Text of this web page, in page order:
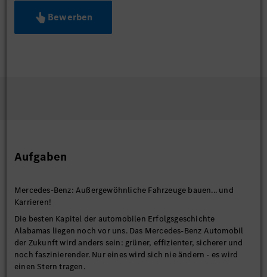
Bewerben
Aufgaben
Mercedes-Benz: Außergewöhnliche Fahrzeuge bauen... und
Karrieren!
Die besten Kapitel der automobilen Erfolgsgeschichte
Alabamas liegen noch vor uns. Das Mercedes-Benz Automobil
der Zukunft wird anders sein: grüner, effizienter, sicherer und
noch faszinierender. Nur eines wird sich nie ändern - es wird
einen Stern tragen.